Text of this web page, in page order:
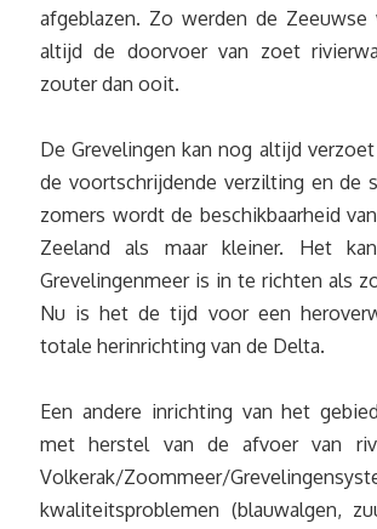
afgeblazen. Zo werden de
altijd de doorvoer van zoet
zouter dan ooit.
De Grevelingen kan nog altijd
de voortschrijdende verzilting en de
zomers wordt de beschikbaarheid
Zeeland als maar kleiner. Het
Grevelingenmeer is in te richten als
Nu is het de tijd voor een
totale herinrichting van de Delta.
Een andere inrichting van het
met herstel van de afvoer van
Volkerak/Zoommeer/
kwaliteitsproblemen (blauwalgen,